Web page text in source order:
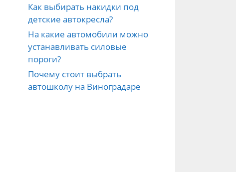
Как выбирать накидки под
детские автокресла?
На какие автомобили можно
устанавливать силовые
пороги?
Почему стоит выбрать
автошколу на Виноградаре